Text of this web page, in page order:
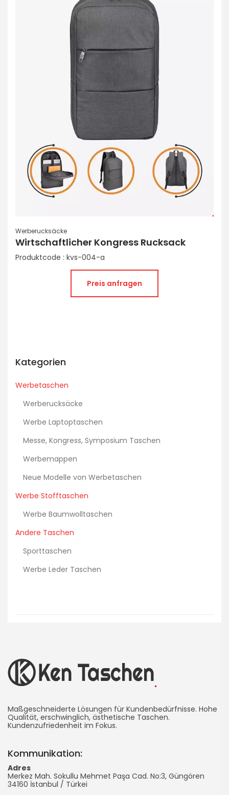
Kategorien
Werbetaschen
Werberucksäcke
Werbe Laptoptaschen
Messe, Kongress, Symposium Taschen
Werbemappen
Neue Modelle von Werbetaschen
Werbe Stofftaschen
Werbe Baumwolltaschen
Andere Taschen
Sporttaschen
Werbe Leder Taschen
Werberucksäcke
Wirtschaftlicher Kongress Rucksack
Produktcode : kvs-004-a
Preis anfragen
Taschenherstellung
-
Werbetasche
Maßgeschneiderte Lösungen für Kundenbedürfnisse. Hohe
Qualität, erschwinglich, ästhetische Taschen.
Kundenzufriedenheit im Fokus.
Kommunikation:
Adres
Merkez Mah. Sokullu Mehmet Paşa Cad. No:3, Güngören
34160 İstanbul / Türkei